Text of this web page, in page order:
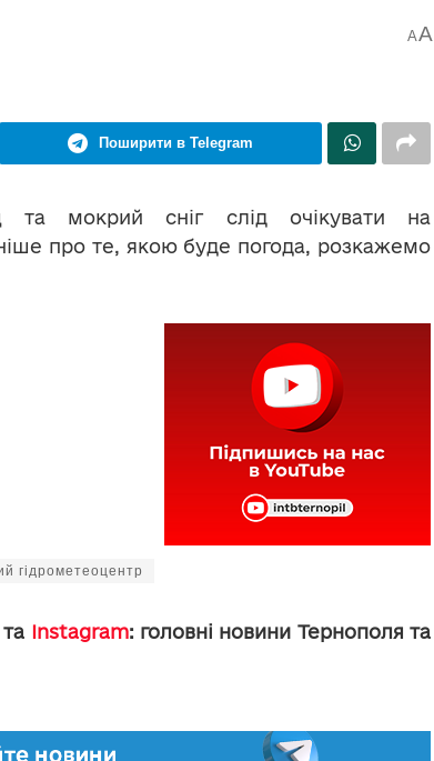
AA
Поширити в Telegram
мокрий сніг слід очікувати на
про те, якою буде погода, розкажемо
гідрометеоцентр
Instagram: головні новини Тернополя та